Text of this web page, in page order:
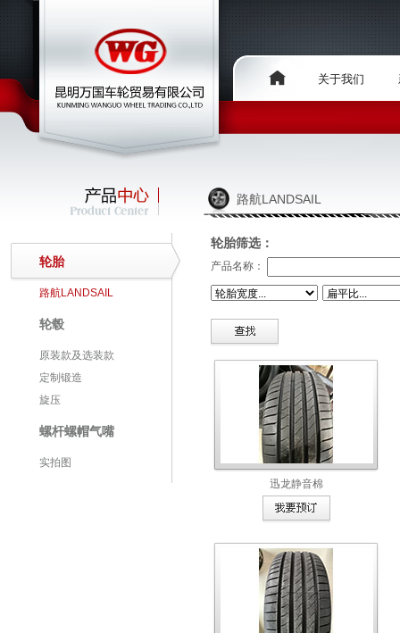
关于我们
路航LANDSAIL
轮胎筛选：
产品名称：
迅龙静音棉
轮胎
路航LANDSAIL
轮毂
原装款及选装款
定制锻造
旋压
螺杆螺帽气嘴
实拍图